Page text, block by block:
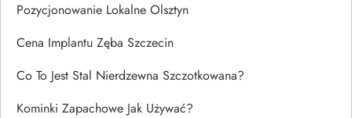
Pozycjonowanie Lokalne Olsztyn
Cena Implantu Zęba Szczecin
Co To Jest Stal Nierdzewna Szczotkowana?
Kominki Zapachowe Jak Używać?